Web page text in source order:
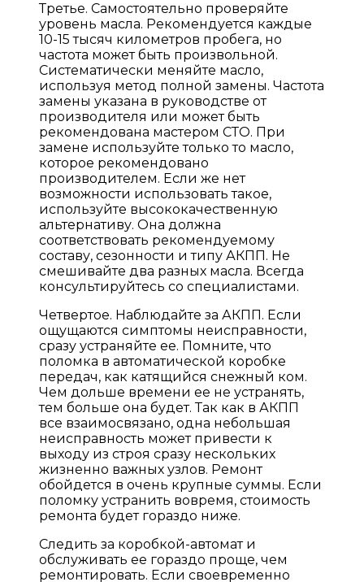
Третье. Самостоятельно проверяйте
уровень масла. Рекомендуется каждые
10-15 тысяч километров пробега, но
частота может быть произвольной.
Систематически меняйте масло,
используя метод полной замены. Частота
замены указана в руководстве от
производителя или может быть
рекомендована мастером СТО. При
замене используйте только то масло,
которое рекомендовано
производителем. Если же нет
возможности использовать такое,
используйте высококачественную
альтернативу. Она должна
соответствовать рекомендуемому
составу, сезонности и типу АКПП. Не
смешивайте два разных масла. Всегда
консультируйтесь со специалистами.
Четвертое. Наблюдайте за АКПП. Если
ощущаются симптомы неисправности,
сразу устраняйте ее. Помните, что
поломка в автоматической коробке
передач, как катящийся снежный ком.
Чем дольше времени ее не устранять,
тем больше она будет. Так как в АКПП
все взаимосвязано, одна небольшая
неисправность может привести к
выходу из строя сразу нескольких
жизненно важных узлов. Ремонт
обойдется в очень крупные суммы. Если
поломку устранить вовремя, стоимость
ремонта будет гораздо ниже.
Следить за коробкой-автомат и
обслуживать ее гораздо проще, чем
ремонтировать. Если своевременно